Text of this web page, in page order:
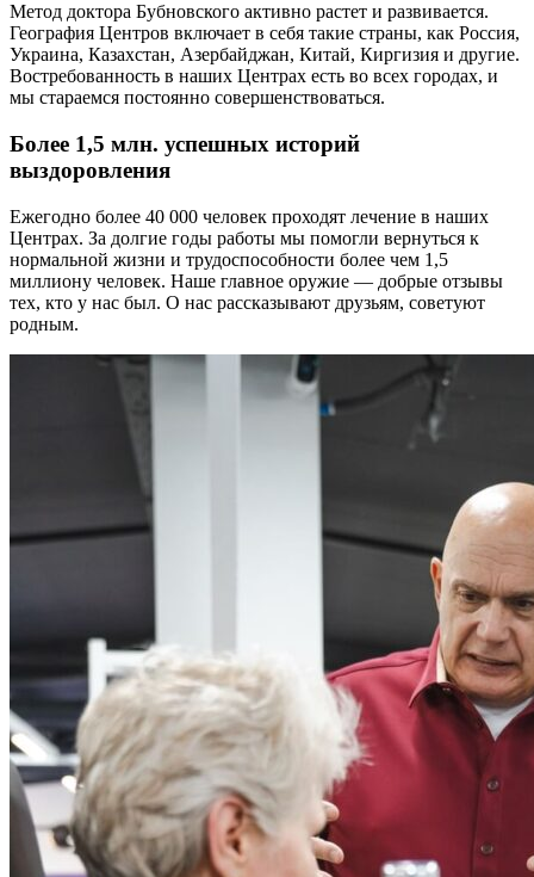
Метод доктора Бубновского активно растет и развивается.
География Центров включает в себя такие страны, как Россия,
Украина, Казахстан, Азербайджан, Китай, Киргизия и другие.
Востребованность в наших Центрах есть во всех городах, и
мы стараемся постоянно совершенствоваться.
Более 1,5 млн. успешных историй
выздоровления
Ежегодно более 40 000 человек проходят лечение в наших
Центрах. За долгие годы работы мы помогли вернуться к
нормальной жизни и трудоспособности более чем 1,5
миллиону человек. Наше главное оружие — добрые отзывы
тех, кто у нас был. О нас рассказывают друзьям, советуют
родным.